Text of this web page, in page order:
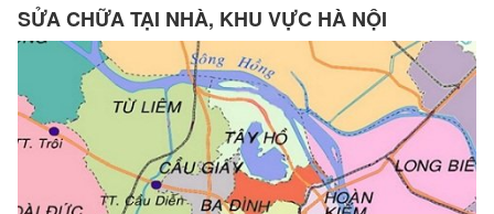
SỬA CHỮA TẠI NHÀ, KHU VỰC HÀ NỘI